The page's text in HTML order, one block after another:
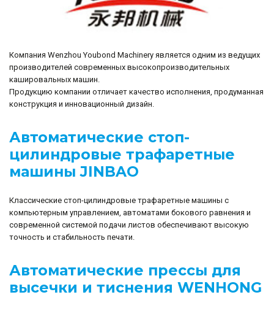
Компания Wenzhou Youbond Machinery является одним из ведущих
производителей современных высокопроизводительных
кашировальных машин.
Продукцию компании отличает качество исполнения, продуманная
конструкция и инновационный дизайн.
Автоматические стоп-
цилиндровые трафаретные
машины JINBAO
Классические стоп-цилиндровые трафаретные машины с
компьютерным управлением, автоматами бокового равнения и
современной системой подачи листов обеспечивают высокую
точность и стабильность печати.
Автоматические прессы для
высечки и тиснения WENHONG